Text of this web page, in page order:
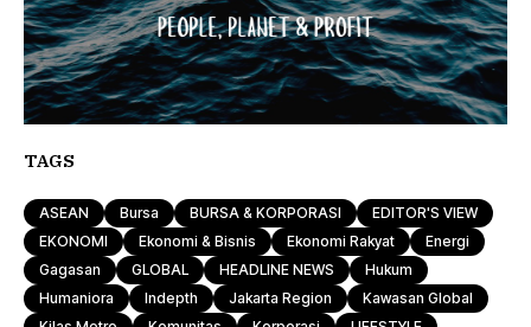
TAGS
ASEAN Bursa BURSA & KORPORASI
EDITOR'S VIEW
EKONOMI
Ekonomi & Bisnis Ekonomi Rakyat
Energi
Gagasan
GLOBAL HEADLINE NEWS
Hukum
Humaniora
Indepth Jakarta Region
Kawasan Global